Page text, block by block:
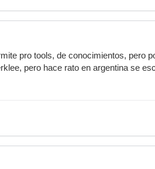
pro tools, de conocimientos, pero
pero hace rato en argentina se